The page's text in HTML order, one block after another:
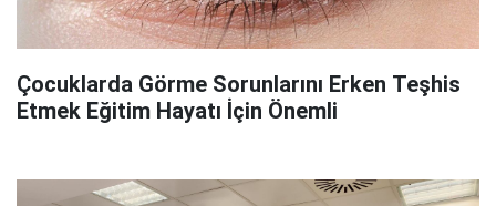
Çocuklarda Görme Sorunlarını Erken Teşhis
Etmek Eğitim Hayatı İçin Önemli